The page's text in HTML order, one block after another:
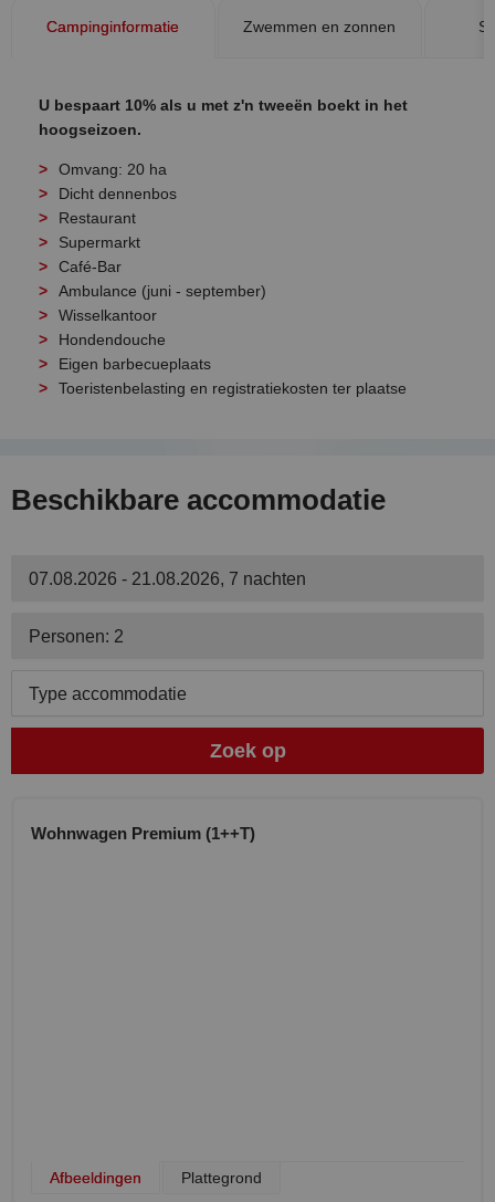
Campinginformatie Zwemmen en zonnen
U bespaart 10% als u met z'n tweeën boekt in het
hoogseizoen.
Omvang: 20 ha
Dicht dennenbos
Restaurant
Supermarkt
Café-Bar
Ambulance (juni - september)
Wisselkantoor
Hondendouche
Eigen barbecueplaats
Toeristenbelasting en registratiekosten ter plaatse
Beschikbare accommodatie
07.08.2026 - 21.08.2026, 7 nachten
Personen: 2
Type accommodatie
Zoek op
Wohnwagen Premium (1++T)
Afbeeldingen Plattegrond